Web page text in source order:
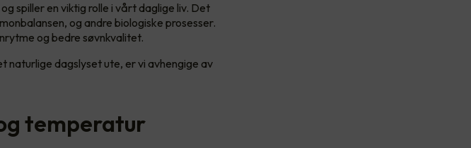
spiller en viktig rolle i vårt daglige liv. Det
og andre biologiske prosesser.
og bedre søvnkvalitet.
naturlige dagslyset ute, er vi avhengige av
temperatur